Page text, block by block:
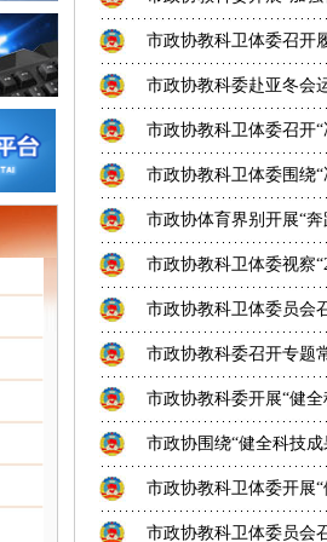
市政协教科卫体委召开
市政协教科委赴亚冬会
市政协教科卫体委召开
市政协教科卫体委围绕
市政协体育界别开展“
市政协教科卫体委视察
市政协教科卫体委员会
市政协教科委召开专题
市政协教科委开展“健
市政协围绕“健全科技
市政协教科卫体委开展
市政协教科卫体委员会